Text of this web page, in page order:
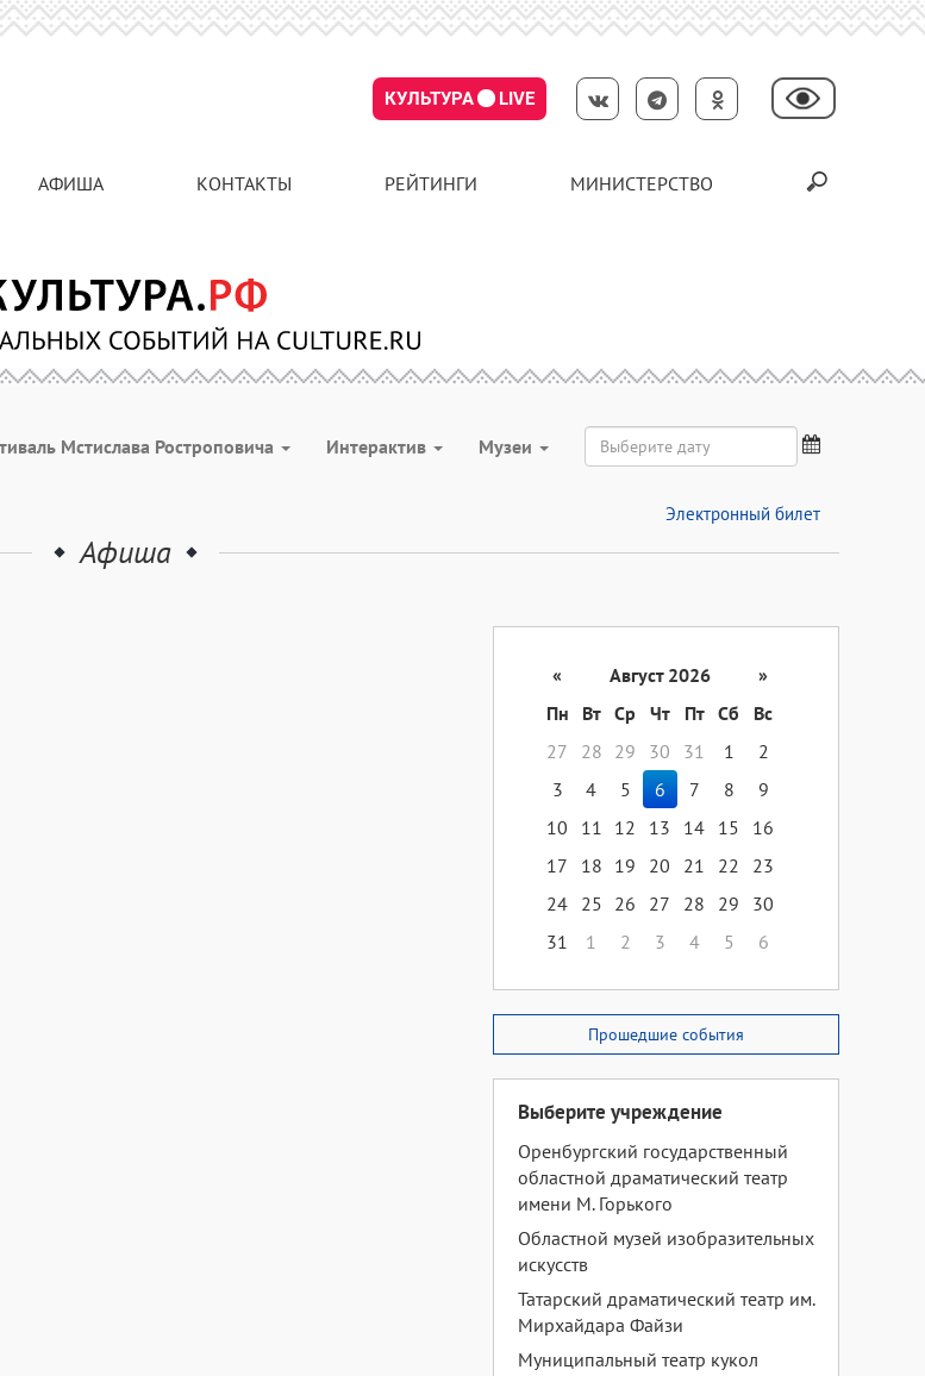
КУЛЬТУРА LIVE
АФИША КОНТАКТЫ РЕЙТИНГИ МИНИСТЕРСТВО
Мстислава Ростроповича Интерактив Музеи
Электронный билет
Афиша
« Август 2026
»
Пн
Вт Ср Чт Пт Сб
Вс
27
28 29 30 31 1
2
3
4 5 6 7 8
9
10
11 12 13 14 15
16
17
18 19 20 21 22
23
24 25 26 27 28 29
30
31
1 2 3 4 5 6
Прошедшие события
Выберите учреждение
Оренбургский государственный
областной драматический театр
имени М. Горького
Областной музей изобразительных
искусств
Татарский драматический театр им.
Мирхайдара Файзи
Муниципальный театр кукол